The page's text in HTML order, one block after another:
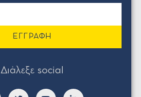
ΕΓΓΡΑΦΗ
Διάλεξε social